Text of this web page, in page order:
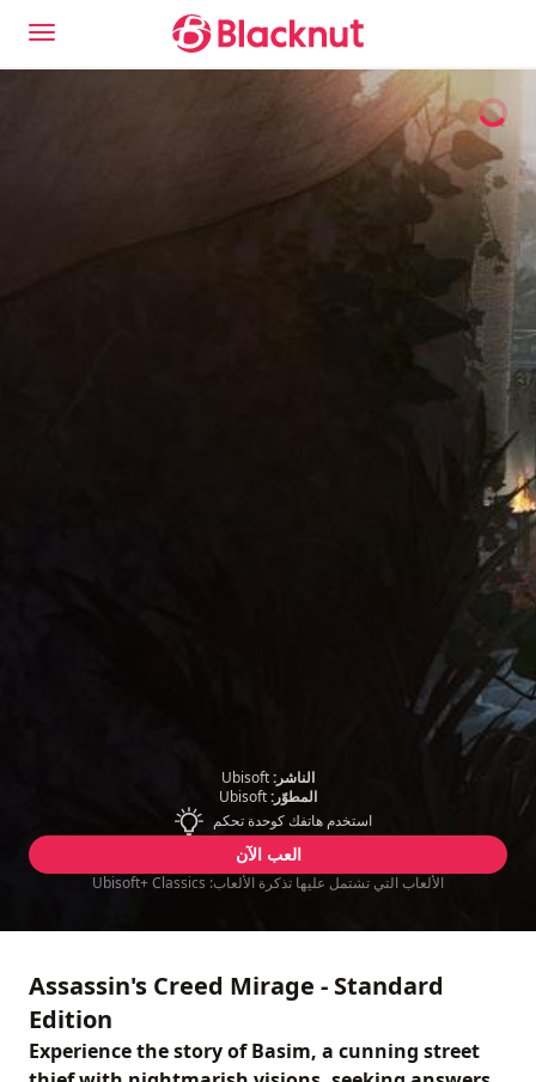
الناشر:Ubisoft
المطوّر:Ubisoft
استخدم هاتفك كوحدة تحكم
العب الآن
الألعاب التي تشتمل عليها تذكرة الألعاب: Ubisoft+ Classics
Assassin's Creed Mirage - Standard
Edition
Experience the story of Basim, a cunning street